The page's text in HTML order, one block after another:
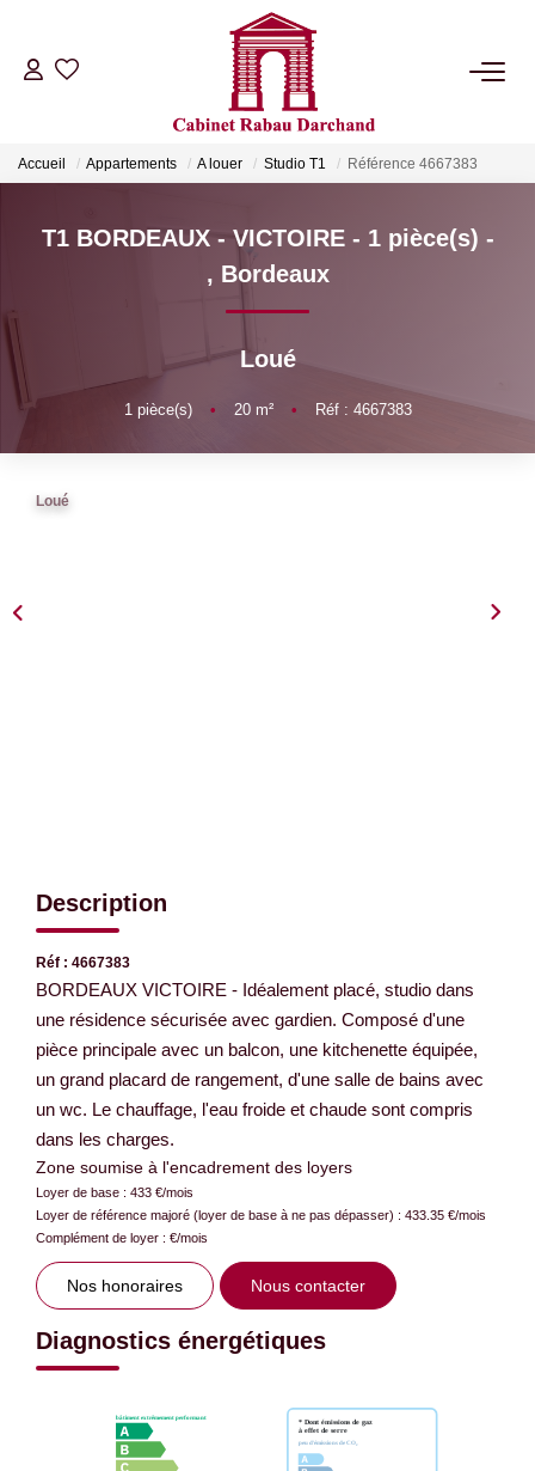
LOCATIONS
GÉRANCE
NOTRE AGENCE
Accueil Appartements A louer Studio T1 Référence 4667383
T1 BORDEAUX - VICTOIRE - 1 pièce(s) -
, Bordeaux
Loué
1 pièce(s) • 20m² • Réf : 4667383
Loué
Description
Réf : 4667383
BORDEAUX VICTOIRE - Idéalement placé, studio dans
une résidence sécurisée avec gardien. Composé d'une
pièce principale avec un balcon, une kitchenette équipée,
un grand placard de rangement, d'une salle de bains avec
un wc. Le chauffage, l'eau froide et chaude sont compris
dans les charges.
Zone soumise à l'encadrement des loyers
Loyer de base : 433 €/mois
Loyer de référence majoré (loyer de base à ne pas dépasser) : 433.35 €/mois
Complément de loyer : €/mois
Nos honoraires Nous contacter
Diagnostics énergétiques